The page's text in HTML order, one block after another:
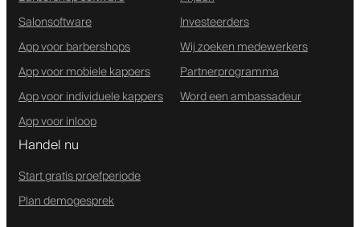
Salonsoftware
App voor barbershops
App voor mobiele kappers
App voor individuele kappers
App voor inloop
Investeerders
Wij zoeken medewerkers
Partnerprogramma
Word een ambassadeur
Handel nu
Start gratis proefperiode
Plan demogesprek